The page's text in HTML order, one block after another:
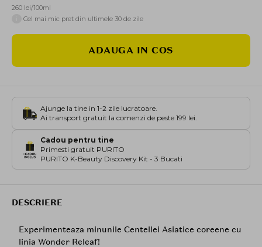
260 lei/100ml
Cel mai mic pret din ultimele 30 de zile
ADAUGA IN COS
Ajunge la tine in 1-2 zile lucratoare.
Ai transport gratuit la comenzi de peste 199 lei.
Cadou pentru tine
Primesti gratuit PURITO
PURITO K-Beauty Discovery Kit - 3 Bucati
DESCRIERE
Experimenteaza minunile Centellei Asiatice coreene cu
linia Wonder Releaf!